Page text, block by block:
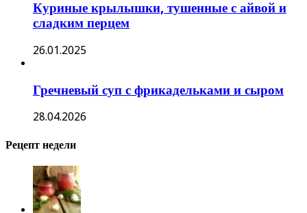
Куриные крылышки, тушенные с айвой и
сладким перцем
26.01.2025
Гречневый суп с фрикадельками и сыром
28.04.2026
Рецепт недели